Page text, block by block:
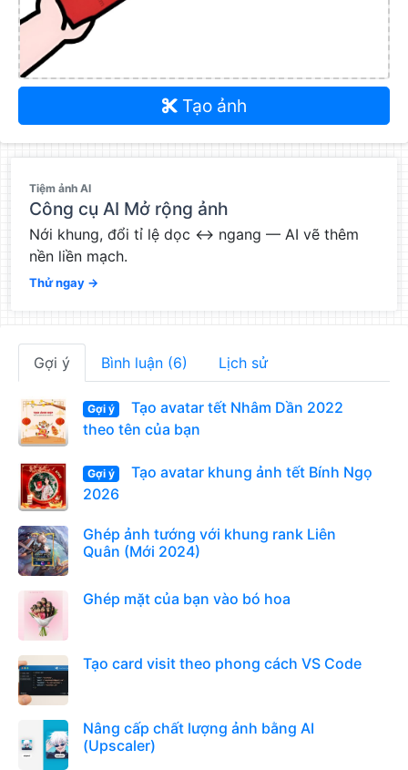
Tạo ảnh
Tiệm ảnh AI
Công cụ AI Mở rộng ảnh
Nới khung, đổi tỉ lệ dọc ↔ ngang — AI vẽ thêm
nền liền mạch.
Thử ngay →
Gợi ý Bình luận (6) Lịch sử
Gợi ý
Tạo avatar tết Nhâm Dần 2022
theo tên của bạn
Gợi ý
Tạo avatar khung ảnh tết Bính Ngọ
2026
Ghép ảnh tướng với khung rank Liên
Quân (Mới 2024)
Ghép mặt của bạn vào bó hoa
Tạo card visit theo phong cách VS Code
Nâng cấp chất lượng ảnh bằng AI
(Upscaler)